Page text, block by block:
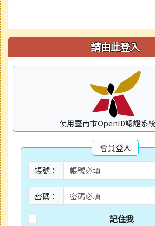
請由此登入
使用臺南市OpenID認證系
會員登入
帳號：
密碼：
記住我